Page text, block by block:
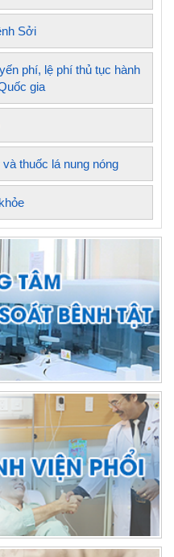
Sởi
phí, lệ phí thủ tục hành
gia
thuốc lá nung nóng